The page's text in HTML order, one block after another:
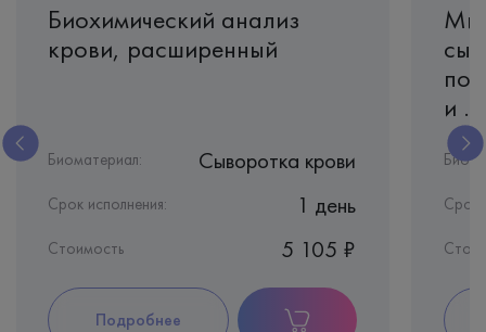
Биохимический анализ
крови, расширенный
Биоматериал: Сыворотка крови
Срок исполнения: 1 день
Стоимость 5 105 ₽
Подробнее
и ...
Срок